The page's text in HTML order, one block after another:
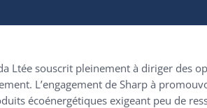
Ltée souscrit pleinement à diriger des
L’engagement de Sharp à
écoénergétiques exigeant peu de